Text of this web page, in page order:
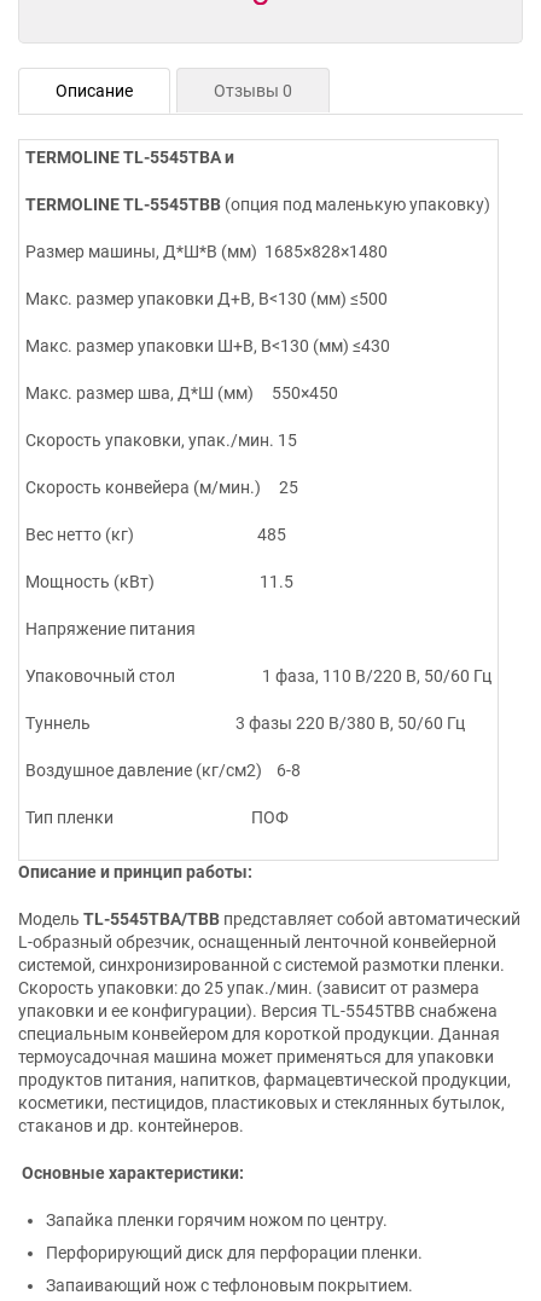
Описание Отзывы 0
TERMOLINETL-5545TBAи
TERMOLINETL-5545TBB (опция под маленькую упаковку)
Размер машины, Д*Ш*В (мм) 1685×828×1480
Макс. размер упаковки Д+В, В<130 (мм) ≤500
Макс. размер упаковки Ш+В, В<130 (мм) ≤430
Макс. размер шва, Д*Ш (мм) 550×450
Скорость упаковки, упак./мин. 15
Скорость конвейера (м/мин.) 25
Вес нетто (кг) 485
Мощность (кВт) 11.5
Напряжение питания
Упаковочный стол 1 фаза, 110 В/220 В, 50/60 Гц
Туннель 3 фазы 220 В/380 В, 50/60 Гц
Воздушное давление (кг/см2) 6-8
Тип пленки ПОФ
Описание и принцип работы:
Модель ТL-5545TBA/TBB представляет собой автоматический
L-образный обрезчик, оснащенный ленточной конвейерной
системой, синхронизированной с системой размотки пленки.
Скорость упаковки: до 25 упак./мин. (зависит от размера
упаковки и ее конфигурации). Версия TL-5545TBB снабжена
специальным конвейером для короткой продукции. Данная
термоусадочная машина может применяться для упаковки
продуктов питания, напитков, фармацевтической продукции,
косметики, пестицидов, пластиковых и стеклянных бутылок,
стаканов и др. контейнеров.
Основные характеристики:
Запайка пленки горячим ножом по центру.
Перфорирующий диск для перфорации пленки.
Запаивающий нож с тефлоновым покрытием.